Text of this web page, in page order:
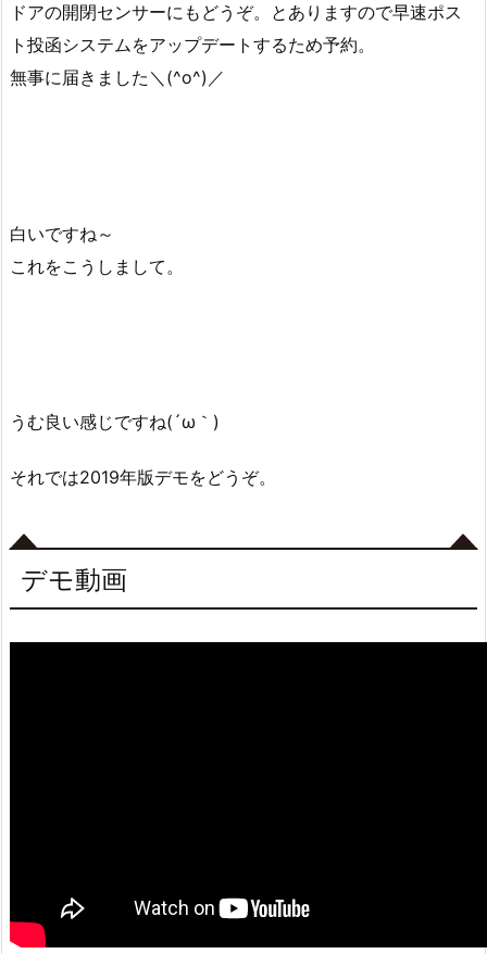
ドアの開閉センサーにもどうぞ。とありますので早速ポス
ト投函システムをアップデートするため予約。
無事に届きました＼(^o^)／
白いですね～
これをこうしまして。
うむ良い感じですね(´ω｀)
それでは2019年版デモをどうぞ。
デモ動画